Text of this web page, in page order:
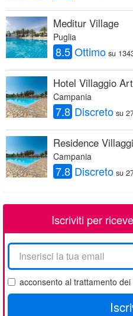
Meditur Village
Puglia
8.5 Ottimo su
Hotel Villaggio
Campania
7.8 Discreto su
Residence
Campania
7.8 Discreto su
Iscriviti per
La
tua
email
acconsento al trattamento dei